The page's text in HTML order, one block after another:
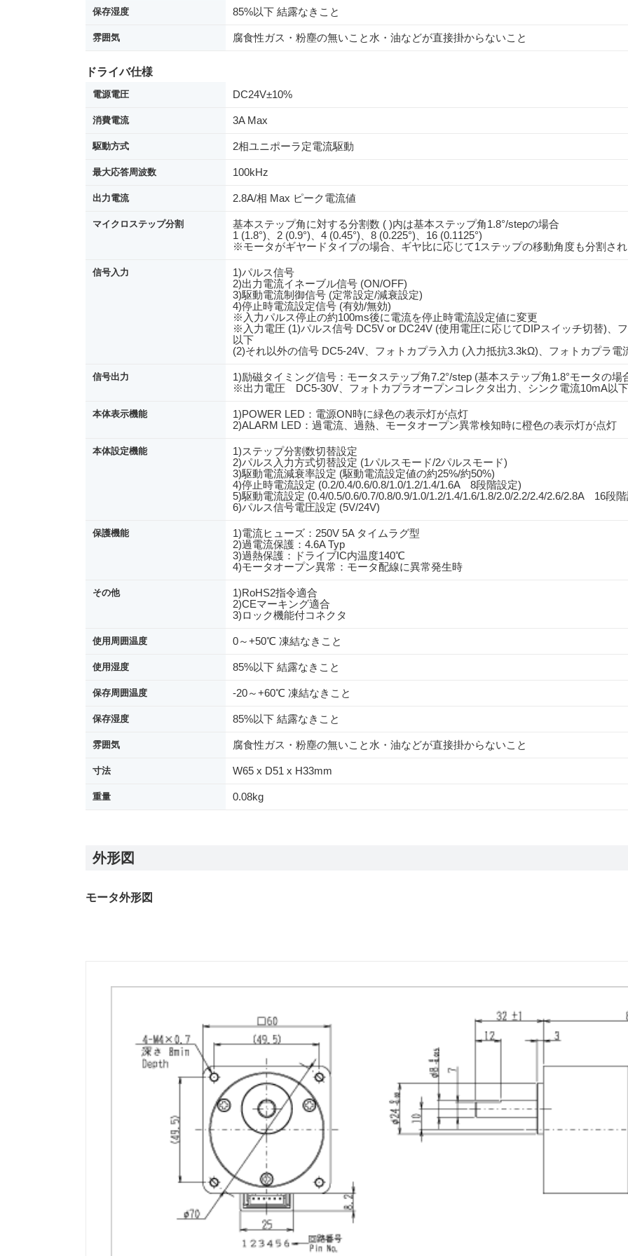
保存湿度 85%以下 結露なきこと
雰囲気 腐食性ガス・粉塵の無いこと水・油などが直接掛からないこと
ドライバ仕様
電源電圧 DC24V±10%
消費電流 3A Max
駆動方式 2相ユニポーラ定電流駆動
最大応答周波数 100kHz
出力電流 2.8A/相 Max ピーク電流値
マイクロステップ分割
基本ステップ角に対する分割数 ( )内は基本ステップ角1.8°/stepの場合
1 (1.8°)、2 (0.9°)、4 (0.45°)、8 (0.225°)、16 (0.1125°)
※モータがギヤードタイプの場合、ギヤ比に応じて1ステップの移動角度も分割さ
信号入力
1)パルス信号
2)出力電流イネーブル信号 (ON/OFF)
3)駆動電流制御信号 (定常設定/減衰設定)
4)停止時電流設定信号 (有効/無効)
※入力パルス停止の約100ms後に電流を停止時電流設定値に変更
※入力電圧 (1)パルス信号 DC5V or DC24V (使用電圧に応じてDIPスイッチ切替)、
以下
(2)それ以外の信号 DC5-24V、フォトカプラ入力 (入力抵抗3.3kΩ)、フォトカプラ電
信号出力
1)励磁タイミング信号：モータステップ角7.2°/step (基本ステップ角1.8°モータの場
※出力電圧 DC5-30V、フォトカプラオープンコレクタ出力、シンク電流10mA以下
本体表示機能
1)POWER LED：電源ON時に緑色の表示灯が点灯
2)ALARM LED：過電流、過熱、モータオープン異常検知時に橙色の表示灯が点灯
本体設定機能
1)ステップ分割数切替設定
2)パルス入力方式切替設定 (1パルスモード/2パルスモード)
3)駆動電流減衰率設定 (駆動電流設定値の約25%/約50%)
4)停止時電流設定 (0.2/0.4/0.6/0.8/1.0/1.2/1.4/1.6A 8段階設定)
5)駆動電流設定 (0.4/0.5/0.6/0.7/0.8/0.9/1.0/1.2/1.4/1.6/1.8/2.0/2.2/2.4/2.6/2.8A 16段
6)パルス信号電圧設定 (5V/24V)
保護機能
1)電流ヒューズ：250V 5A タイムラグ型
2)過電流保護：4.6A Typ
3)過熱保護：ドライブIC内温度140℃
4)モータオープン異常：モータ配線に異常発生時
その他
1)RoHS2指令適合
2)CEマーキング適合
3)ロック機能付コネクタ
使用周囲温度 0～+50℃ 凍結なきこと
使用湿度 85%以下 結露なきこと
保存周囲温度 -20～+60℃ 凍結なきこと
保存湿度 85%以下 結露なきこと
雰囲気 腐食性ガス・粉塵の無いこと水・油などが直接掛からないこと
寸法 W65 x D51 x H33mm
重量 0.08kg
外形図
モータ外形図